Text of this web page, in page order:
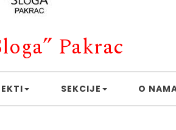
Pakrac
SEKCIJE O